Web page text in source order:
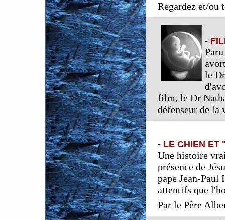
Regardez et/ou
-
le
film, le Dr
défenseur de la
- LE CHIEN ET
Une histoire
présence de
pape Jean-
attentifs que
Par le Père